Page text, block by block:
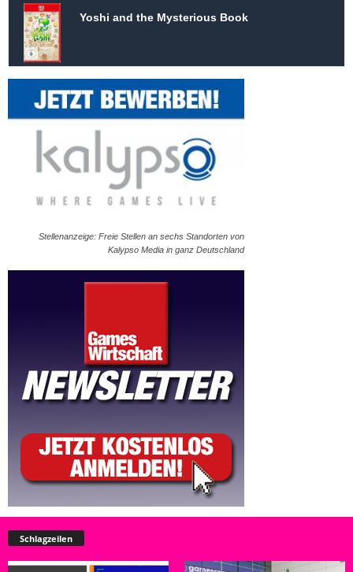
Yoshi and the Mysterious Book
Stellenanzeige: Freie Stellen an sechs Standorten von
Kalypso Media in ganz Deutschland
Schlagzeilen